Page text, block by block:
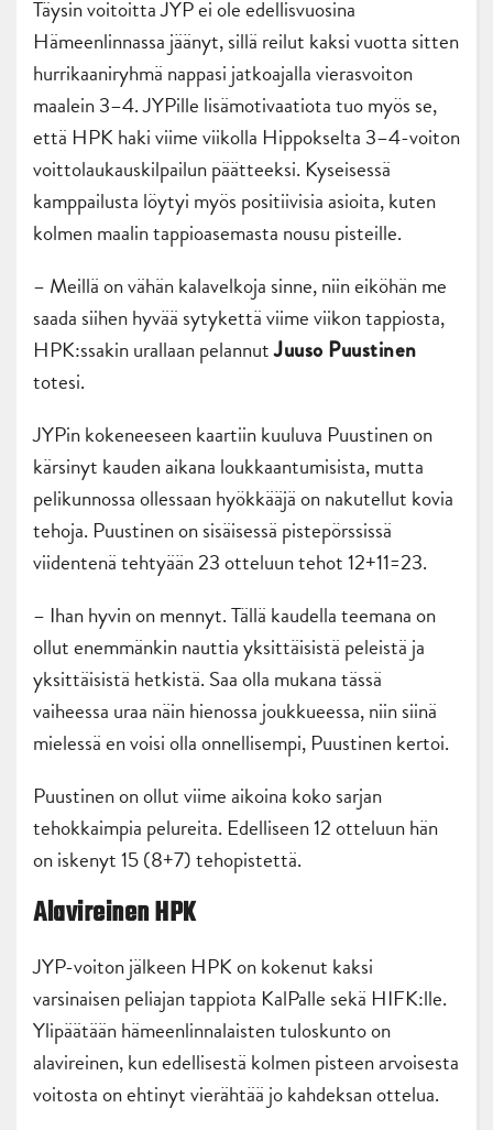
Täysin voitoitta JYP ei ole edellisvuosina
Hämeenlinnassa jäänyt, sillä reilut kaksi vuotta sitten
hurrikaaniryhmä nappasi jatkoajalla vierasvoiton
maalein 3–4. JYPille lisämotivaatiota tuo myös se,
että HPK haki viime viikolla Hippokselta 3–4-voiton
voittolaukauskilpailun päätteeksi. Kyseisessä
kamppailusta löytyi myös positiivisia asioita, kuten
kolmen maalin tappioasemasta nousu pisteille.
– Meillä on vähän kalavelkoja sinne, niin eiköhän me
saada siihen hyvää sytykettä viime viikon tappiosta,
HPK:ssakin urallaan pelannutJuuso Puustinen
totesi.
JYPin kokeneeseen kaartiin kuuluva Puustinen on
kärsinyt kauden aikana loukkaantumisista, mutta
pelikunnossa ollessaan hyökkääjä on nakutellut kovia
tehoja. Puustinen on sisäisessä pistepörssissä
viidentenä tehtyään 23 otteluun tehot 12+11=23.
– Ihan hyvin on mennyt. Tällä kaudella teemana on
ollut enemmänkin nauttia yksittäisistä peleistä ja
yksittäisistä hetkistä. Saa olla mukana tässä
vaiheessa uraa näin hienossa joukkueessa, niin siinä
mielessä en voisi olla onnellisempi, Puustinen kertoi.
Puustinen on ollut viime aikoina koko sarjan
tehokkaimpia pelureita. Edelliseen 12 otteluun hän
on iskenyt 15 (8+7) tehopistettä.
Alavireinen HPK
JYP-voiton jälkeen HPK on kokenut kaksi
varsinaisen peliajan tappiota KalPalle sekä HIFK:lle.
Ylipäätään hämeenlinnalaisten tuloskunto on
alavireinen, kun edellisestä kolmen pisteen arvoisesta
voitosta on ehtinyt vierähtää jo kahdeksan ottelua.